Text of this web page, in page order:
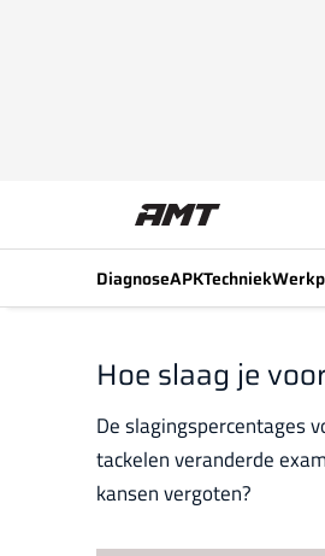
DiagnoseAPKTechniek
Hoe slaag je
De slagingspercentages
tackelen veranderde
kansen vergoten?